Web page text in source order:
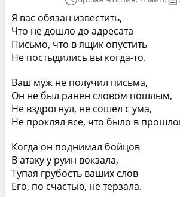
Я вас обязан известить,
Что не дошло до адресата
Письмо, что в ящик опустить
Не постыдились вы когда-то.
Ваш муж не получил письма,
Он не был ранен словом пошлым,
Не вздрогнул, не сошел с ума,
Не проклял все, что было в
Когда он поднимал бойцов
В атаку у руин вокзала,
Тупая грубость ваших слов
Его, по счастью, не терзала.